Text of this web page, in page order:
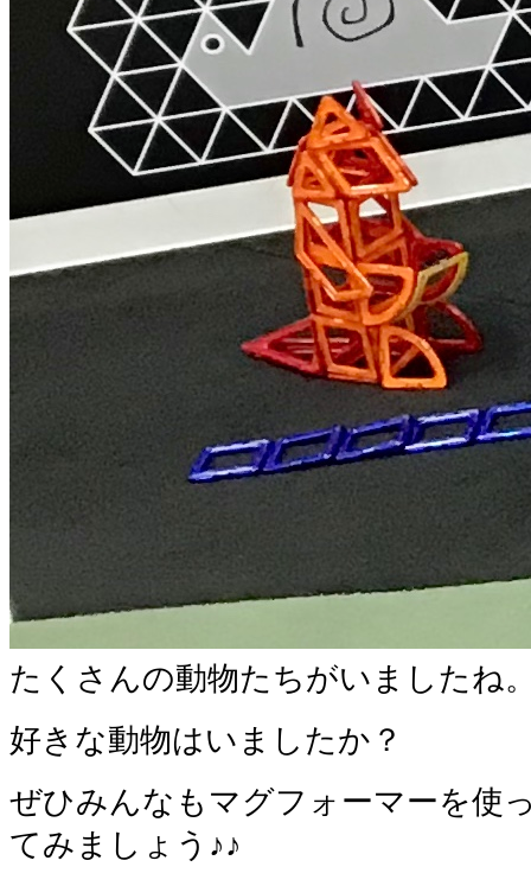
たくさんの動物たちがいましたね
好きな動物はいましたか？
ぜひみんなもマグフォーマーを使
てみましょう♪♪